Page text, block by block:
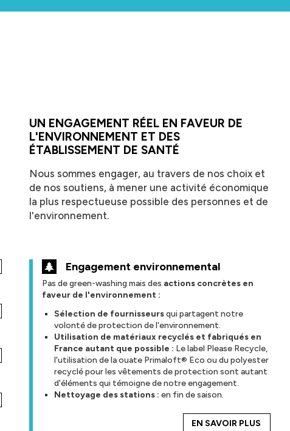
UN ENGAGEMENT RÉEL EN FAVEUR DE
L'ENVIRONNEMENT ET DES
ÉTABLISSEMENT DE SANTÉ
Nous sommes engager, au travers de nos choix et
de nos soutiens, à mener une activité économique
la plus respectueuse possible des personnes et de
l'environnement.
Engagement environnemental
Pas de green-washing mais des actions concrètes en
faveur de l'environnement :
Sélection de fournisseursqui partagent notre
volonté de protection de l'environnement.
Utilisation de matériaux recyclés et fabriqués en
France autant que possible : Le label Please Recycle,
l'utilisation de la ouate Primaloft® Eco ou du polyester
recyclé pour les vêtements de protection sont autant
d'éléments qui témoigne de notre engagement.
Nettoyage des stations : en fin de saison.
EN SAVOIR PLUS